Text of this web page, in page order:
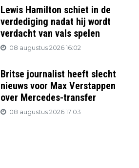
Lewis Hamilton schiet in de
verdediging nadat hij wordt
verdacht van vals spelen
08 augustus 2026 16:02
Britse journalist heeft slecht
nieuws voor Max Verstappen
over Mercedes-transfer
08 augustus 2026 17:03